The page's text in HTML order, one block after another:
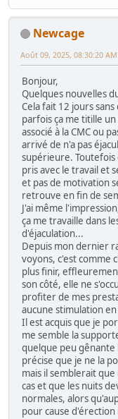
Newcage
Août 09, 2025, 08:30:20 AM
Bonjour,
Quelques nouvelles
Cela fait 12 jours
parfois ça me titille
associé à la CMC ou
arrivé de n'a pas
supérieure.
pris avec le travail et
et pas de motivation
retrouve en fin de
J'ai même
ça me travaille dans
d'éjaculation...
Depuis mon dernier
voyons, c'est comme
plus finir,
son côté, elle ne
profiter de mes
aucune stimulation
Il est acquis que je
me semble la
quelque peu gênante
précise que je ne la
mais il semblerait
cas et que les nuits
normales, alors
pour cause